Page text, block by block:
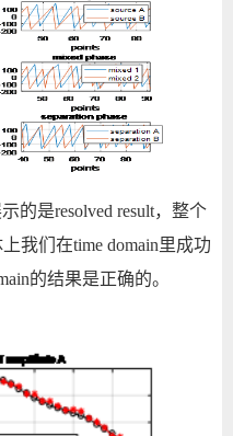
的是resolved result，整个
我们在time domain里成功
的结果是正确的。